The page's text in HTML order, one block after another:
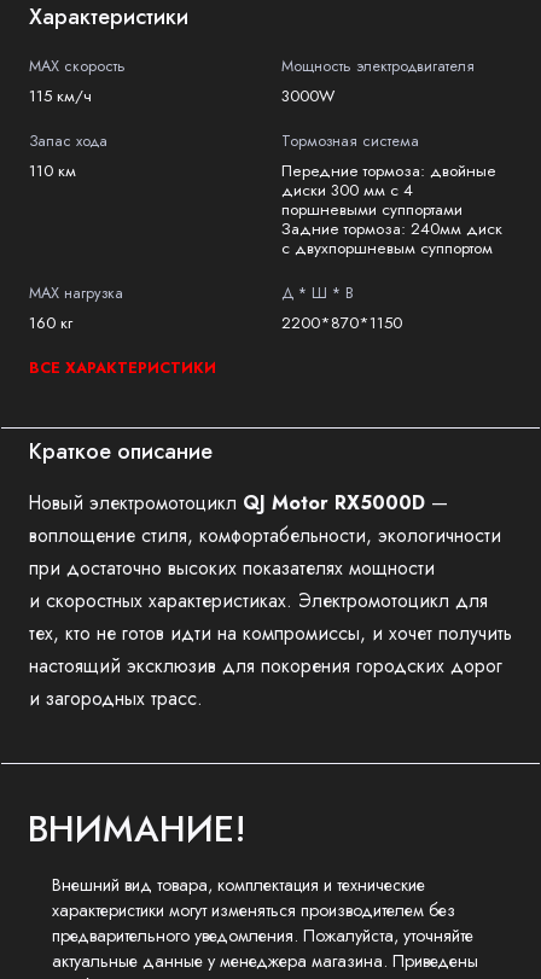
Характеристики
MAX скорость
115 км/ч
Мощность электродвигателя
3000W
Запас хода
110 км
Тормозная система
Передние тормоза: двойные
диски 300 мм с 4
поршневыми суппортами
Задние тормоза: 240мм диск
с двухпоршневым суппортом
MAX нагрузка
160 кг
Д * Ш * В
2200*870*1150
ВСЕ ХАРАКТЕРИСТИКИ
Краткое описание
Новый электромотоцикл QJ Motor RX5000D—
воплощение стиля, комфортабельности, экологичности
при достаточно высоких показателях мощности
и скоростных характеристиках. Электромотоцикл для
тех, кто не готов идти на компромиссы, и хочет получить
настоящий эксклюзив для покорения городских дорог
и загородных трасс.
ВНИМАНИЕ!
Внешний вид товара, комплектация и технические
характеристики могут изменяться производителем без
предварительного уведомления. Пожалуйста, уточняйте
актуальные данные у менеджера магазина. Приведены